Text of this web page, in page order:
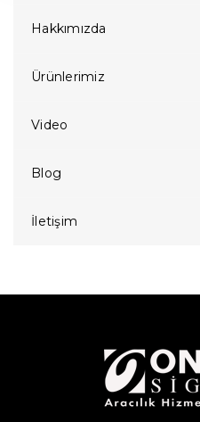
Hakkımızda
Ürünlerimiz
Video
Blog
İletişim